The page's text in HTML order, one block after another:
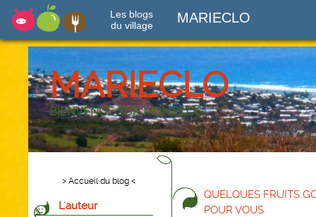
Les blogs
du village
MARIECLO
MARIECLO
BIENVENUE SUR MON BLOG
> Accueil du blog <
L'auteur
QUELQUES FRUITS
POUR VOUS